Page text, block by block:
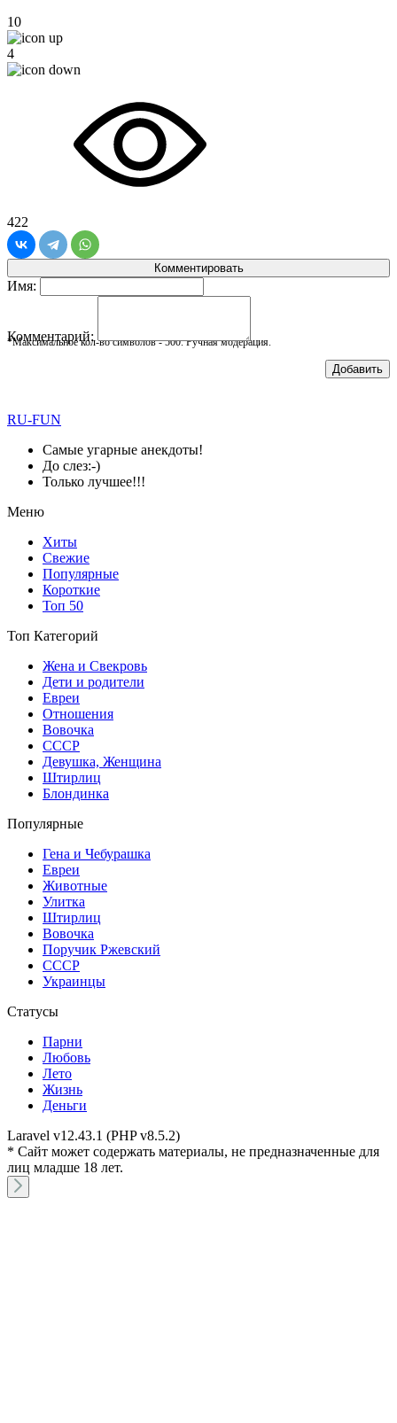
10
4
422
Комментировать
Имя:
Комментарий:
*Максимальное кол-во символов - 500. Ручная модерация.
Добавить
RU-FUN
Самые угарные анекдоты!
До слез:-)
Только лучшее!!!
Меню
Хиты
Свежие
Популярные
Короткие
Топ 50
Топ Категорий
Жена и Свекровь
Дети и родители
Евреи
Отношения
Вовочка
СССР
Девушка, Женщина
Штирлиц
Блондинка
Популярные
Гена и Чебурашка
Евреи
Животные
Улитка
Штирлиц
Вовочка
Поручик Ржевский
СССР
Украинцы
Статусы
Парни
Любовь
Лето
Жизнь
Деньги
Laravel v12.43.1 (PHP v8.5.2)
* Сайт может содержать материалы, не предназначенные для
лиц младше 18 лет.